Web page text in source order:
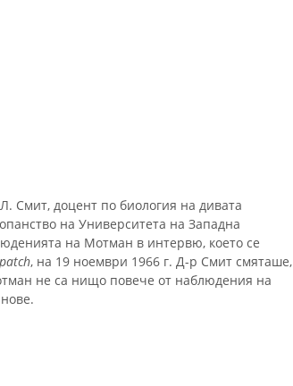
Смит, доцент по биология на дивата
на Университета на Западна
на Мотман в интервю, което се
, на 19 ноември 1966 г. Д-р Смит смяташе,
не са нищо повече от наблюдения на